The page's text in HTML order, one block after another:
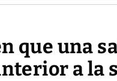
que una
a la